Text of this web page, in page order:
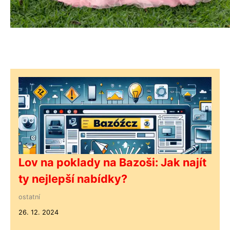
Lov na poklady na Bazoši: Jak najít
ty nejlepší nabídky?
ostatní
26. 12. 2024